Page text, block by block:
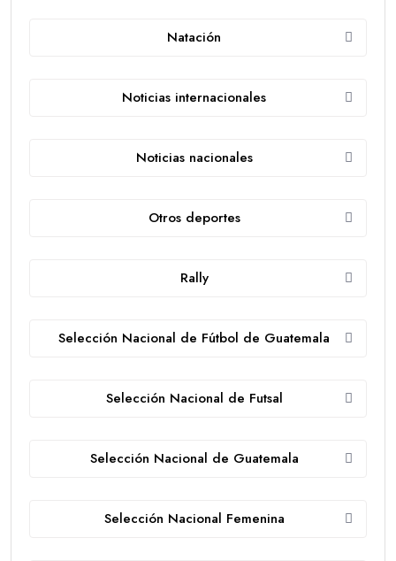
Natación
Noticias internacionales
Noticias nacionales
Otros deportes
Rally
Selección Nacional de Fútbol de Guatemala
Selección Nacional de Futsal
Selección Nacional de Guatemala
Selección Nacional Femenina